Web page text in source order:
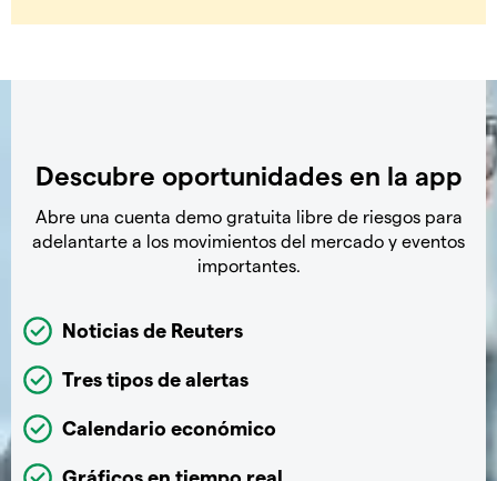
Descubre oportunidades en la app
Abre una cuenta demo gratuita libre de riesgos para
adelantarte a los movimientos del mercado y eventos
importantes.
Noticias de Reuters
Tres tipos de alertas
Calendario económico
Gráficos en tiempo real